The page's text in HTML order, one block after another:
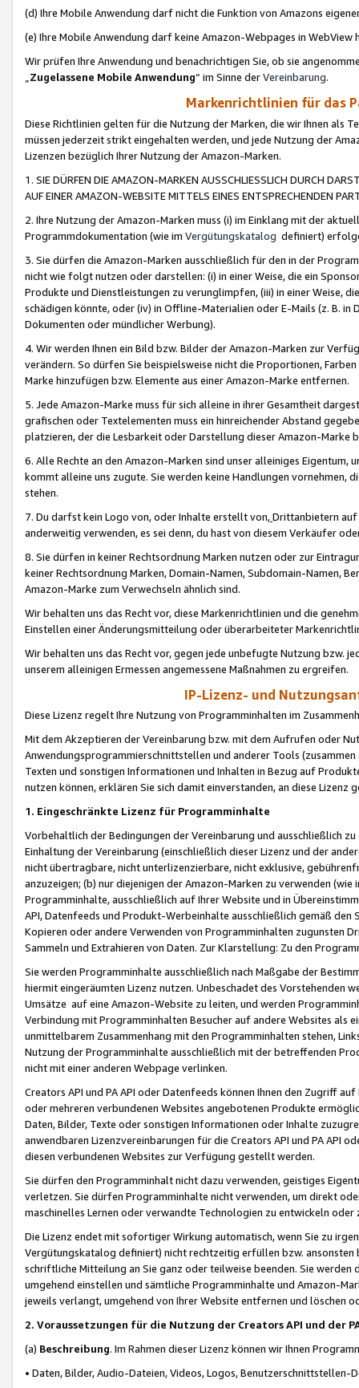
(d) Ihre Mobile Anwendung darf nicht die Funktion von Amazons
(e) Ihre Mobile Anwendung darf keine Amazon-Webpages in WebView
Wir prüfen Ihre Anwendung und benachrichtigen Sie, ob sie
„Zugelassene Mobile Anwendung“ im Sinne derVereinbarung.
Markenrichtlinien für das
Diese Richtlinien gelten für die Nutzung der Marken, die wir Ihnen als
müssen jederzeit strikt eingehalten werden, und jede Nutzung der
Lizenzen bezüglich Ihrer Nutzung der Amazon-Marken.
1. SIE DÜRFEN DIE AMAZON-MARKEN AUSSCHLIESSLICH DURCH
AUF EINER AMAZON-WEBSITE MITTELS EINES ENTSPRECHENDEN
2. Ihre Nutzung der Amazon-Marken muss (i) im Einklang mit der
Programmdokumentation (wie im Vergütungskatalog definiert)
3. Sie dürfen die Amazon-Marken ausschließlich für den in der
nicht wie folgt nutzen oder darstellen: (i) in einer Weise, die ein
Produkte und Dienstleistungen zu verunglimpfen, (iii) in einer Weise,
schädigen könnte, oder (iv) in Offline-Materialien oder E-Mails (z. B. in
Dokumenten oder mündlicher Werbung).
4. Wir werden Ihnen ein Bild bzw. Bilder der Amazon-Marken zur
verändern. So dürfen Sie beispielsweise nicht die Proportionen,
Marke hinzufügen bzw. Elemente aus einer Amazon-Marke entfernen.
5. Jede Amazon-Marke muss für sich alleine in ihrer Gesamtheit
grafischen oder Textelementen muss ein hinreichender Abstand
platzieren, der die Lesbarkeit oder Darstellung dieser Amazon-Marke
6. Alle Rechte an den Amazon-Marken sind unser alleiniges
kommt alleine uns zugute. Sie werden keine Handlungen vornehmen,
stehen.
7. Du darfst kein Logo von, oder Inhalte erstellt von,Drittanbietern auf
anderweitig verwenden, es sei denn, du hast von diesem Verkäufer
8. Sie dürfen in keiner Rechtsordnung Marken nutzen oder zur
keiner Rechtsordnung Marken, Domain-Namen, Subdomain-Namen,
Amazon-Marke zum Verwechseln ähnlich sind.
Wir behalten uns das Recht vor, diese Markenrichtlinien und die
Einstellen einer Änderungsmitteilung oder überarbeiteter
Wir behalten uns das Recht vor, gegen jede unbefugte Nutzung bzw.
unserem alleinigen Ermessen angemessene Maßnahmen zu ergreifen.
IP-Lizenz- und
Diese Lizenz regelt Ihre Nutzung von Programminhalten im
Mit dem Akzeptieren der Vereinbarung bzw. mit dem Aufrufen oder
Anwendungsprogrammierschnittstellen und anderer Tools (zusammen
Texten und sonstigen Informationen und Inhalten in Bezug auf
nutzen können, erklären Sie sich damit einverstanden, an diese Lizenz
1. Eingeschränkte Lizenz für Programminhalte
Vorbehaltlich der Bedingungen der Vereinbarung und ausschließlich
Einhaltung der Vereinbarung (einschließlich dieser Lizenz und der
nicht übertragbare, nicht unterlizenzierbare, nicht exklusive,
anzuzeigen; (b) nur diejenigen der Amazon-Marken zu verwenden
Programminhalte, ausschließlich auf Ihrer Website und in
API, Datenfeeds und Produkt-Werbeinhalte ausschließlich gemäß
Kopieren oder andere Verwenden von Programminhalten zugunsten
Sammeln und Extrahieren von Daten. Zur Klarstellung: Zu den
Sie werden Programminhalte ausschließlich nach Maßgabe der
hiermit eingeräumten Lizenz nutzen. Unbeschadet des Vorstehenden
Umsätze auf eine Amazon-Website zu leiten, und werden
Verbindung mit Programminhalten Besucher auf andere Websites als
unmittelbarem Zusammenhang mit den Programminhalten stehen,
Nutzung der Programminhalte ausschließlich mit der betreffenden
nicht mit einer anderen Webpage verlinken.
Creators API und PA API oder Datenfeeds können Ihnen den Zugriff
oder mehreren verbundenen Websites angebotenen Produkte
Daten, Bilder, Texte oder sonstigen Informationen oder Inhalte
anwendbaren Lizenzvereinbarungen für die Creators API und PA API
diesen verbundenen Websites zur Verfügung gestellt werden.
Sie dürfen den Programminhalt nicht dazu verwenden, geistiges
verletzen. Sie dürfen Programminhalte nicht verwenden, um direkt
maschinelles Lernen oder verwandte Technologien zu entwickeln
Die Lizenz endet mit sofortiger Wirkung automatisch, wenn Sie zu
Vergütungskatalog definiert) nicht rechtzeitig erfüllen bzw. ansonsten
schriftliche Mitteilung an Sie ganz oder teilweise beenden. Sie werden
umgehend einstellen und sämtliche Programminhalte und Amazon-
jeweils verlangt, umgehend von Ihrer Website entfernen und löschen
2. Voraussetzungen für die Nutzung der Creators API und der
(a) Beschreibung. Im Rahmen dieser Lizenz können wir Ihnen
• Daten, Bilder, Audio-Dateien, Videos, Logos, Benutzerschnittstellen-